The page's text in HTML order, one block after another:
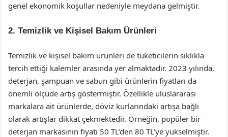
genel ekonomik koşullar nedeniyle meydana gelmiştir.
2. Temizlik ve Kişisel Bakım Ürünleri
Temizlik ve kişisel bakım ürünleri de tüketicilerin sıklıkla
tercih ettiği kalemler arasında yer almaktadır. 2023 yılında,
deterjan, şampuan ve sabun gibi ürünlerin fiyatları da
önemli ölçüde artış göstermiştir. Özellikle uluslararası
markalara ait ürünlerde, döviz kurlarındaki artışa bağlı
olarak artışlar dikkat çekmektedir. Örneğin, popüler bir
deterjan markasının fiyatı 50 TL’den 80 TL’ye yükselmiştir.